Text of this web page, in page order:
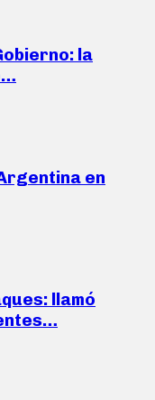
la
en
llamó